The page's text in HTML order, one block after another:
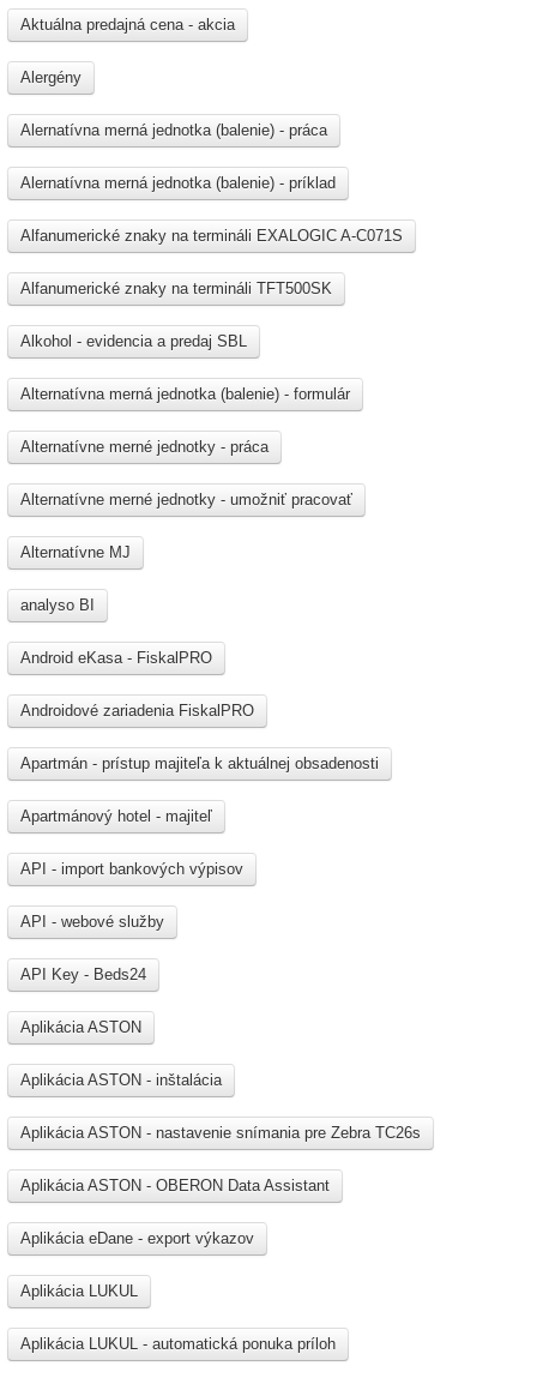
Aktuálna predajná cena - akcia
Alergény
Alernatívna merná jednotka (balenie) - práca
Alernatívna merná jednotka (balenie) - príklad
Alfanumerické znaky na termináli EXALOGIC A-C071S
Alfanumerické znaky na termináli TFT500SK
Alkohol - evidencia a predaj SBL
Alternatívna merná jednotka (balenie) - formulár
Alternatívne merné jednotky - práca
Alternatívne merné jednotky - umožniť pracovať
Alternatívne MJ
analyso BI
Android eKasa - FiskalPRO
Androidové zariadenia FiskalPRO
Apartmán - prístup majiteľa k aktuálnej obsadenosti
Apartmánový hotel - majiteľ
API - import bankových výpisov
API - webové služby
API Key - Beds24
Aplikácia ASTON
Aplikácia ASTON - inštalácia
Aplikácia ASTON - nastavenie snímania pre Zebra TC26s
Aplikácia ASTON - OBERON Data Assistant
Aplikácia eDane - export výkazov
Aplikácia LUKUL
Aplikácia LUKUL - automatická ponuka príloh